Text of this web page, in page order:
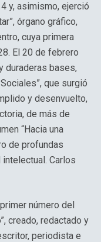
y, asimismo, ejerció
órgano gráfico,
cuya primera
El 20 de febrero
duraderas bases,
que surgió
y desenvuelto,
de más de
“Hacia una
de profundas
Carlos
número del
creado, redactado y
periodista e